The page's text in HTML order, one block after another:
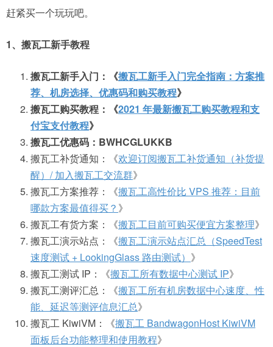
赶紧买一个玩玩吧。
1、搬瓦工新手教程
搬瓦工新手入门：《搬瓦工新手入门完全指南：方案推
荐、机房选择、优惠码和购买教程》
搬瓦工购买教程：《2021 年最新搬瓦工购买教程和支
付宝支付教程》
搬瓦工优惠码：BWHCGLUKKB
搬瓦工补货通知：《欢迎订阅搬瓦工补货通知（补货提
醒）/ 加入搬瓦工交流群》
搬瓦工方案推荐：《搬瓦工高性价比 VPS 推荐：目前
哪款方案最值得买？ 》
搬瓦工有货方案：《搬瓦工目前可购买便宜方案整理》
搬瓦工演示站点：《搬瓦工演示站点汇总（SpeedTest
速度测试 + LookingGlass 路由测试） 》
搬瓦工测试 IP：《搬瓦工所有数据中心测试 IP》
搬瓦工测评汇总：《搬瓦工所有机房数据中心速度、性
能、延迟等测评信息汇总》
搬瓦工 KiwiVM：《搬瓦工 BandwagonHost KiwiVM
面板后台功能整理和使用教程》